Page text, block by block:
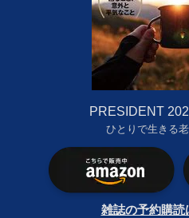
PRESIDENT
ひとりで生きる老
雑誌の予約購読